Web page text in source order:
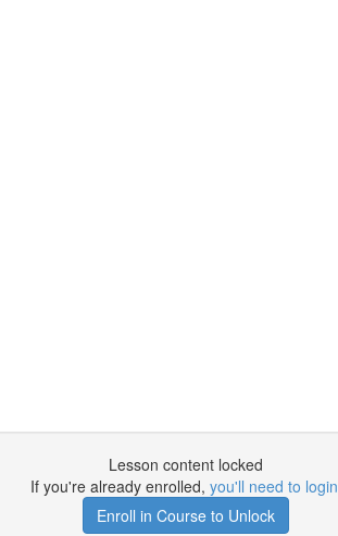
Lesson content locked
If you're already enrolled, you'll need to login
Enroll in Course to Unlock